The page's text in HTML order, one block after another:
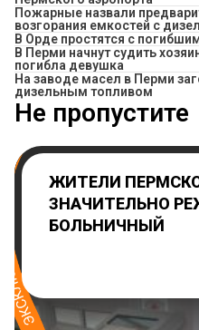
Пожарные назвали
возгорания емкостей с
В Орде простятся с
​В Перми начнут судить
погибла девушка
На заводе масел в Перми
дизельным топливом
Не пропустите
ЖИТЕЛИ
ЗНАЧИТЕЛЬНО
БОЛЬНИЧНЫЙ